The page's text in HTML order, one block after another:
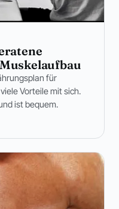
für
Vorteile mit sich.
ist bequem.